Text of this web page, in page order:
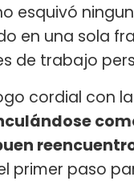
esquivó
en una sola
de trabajo
cordial con
primer paso